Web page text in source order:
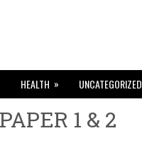
HEALTH » UNCATEGORIZED
1 & 2